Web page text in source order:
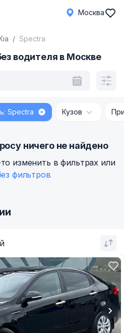
Москва
Spectra
водителя в Москве
Spectra Кузов
ничего не найдено
изменить в фильтрах или
фильтров